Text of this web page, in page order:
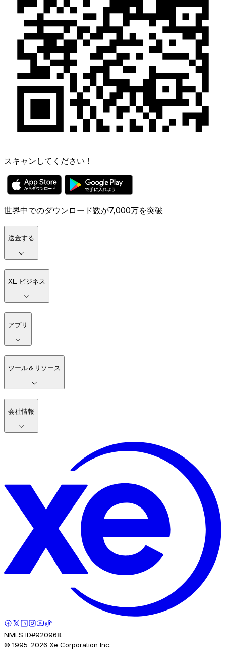
スキャンしてください！
世界中でのダウンロード数が7,000万を突破
送金する
XE ビジネス
アプリ
ツール＆リソース
会社情報
NMLS ID#920968.
© 1995-2026 Xe Corporation Inc.